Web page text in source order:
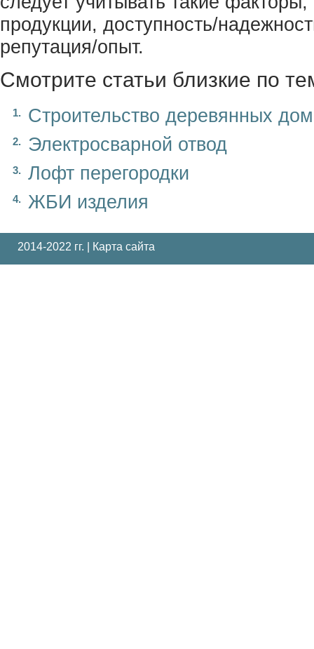
продукции, доступность/
репутация/опыт.
Смотрите статьи близкие по
Строительство деревянных
Электросварной отвод
Лофт перегородки
ЖБИ изделия
2014-2022 гг. | Карта сайта